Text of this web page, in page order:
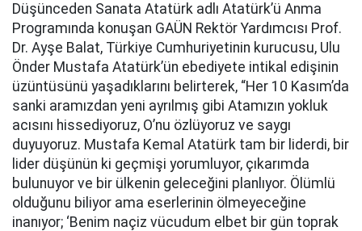
Düşünceden Sanata Atatürk adlı Atatürk’ü Anma
Programında konuşan GAÜN Rektör Yardımcısı Prof.
Dr. Ayşe Balat, Türkiye Cumhuriyetinin kurucusu, Ulu
Önder Mustafa Atatürk’ün ebediyete intikal edişinin
üzüntüsünü yaşadıklarını belirterek, “Her 10 Kasım’da
sanki aramızdan yeni ayrılmış gibi Atamızın yokluk
acısını hissediyoruz, O’nu özlüyoruz ve saygı
duyuyoruz. Mustafa Kemal Atatürk tam bir liderdi, bir
lider düşünün ki geçmişi yorumluyor, çıkarımda
bulunuyor ve bir ülkenin geleceğini planlıyor. Ölümlü
olduğunu biliyor ama eserlerinin ölmeyeceğine
inanıyor; ‘Benim naçiz vücudum elbet bir gün toprak